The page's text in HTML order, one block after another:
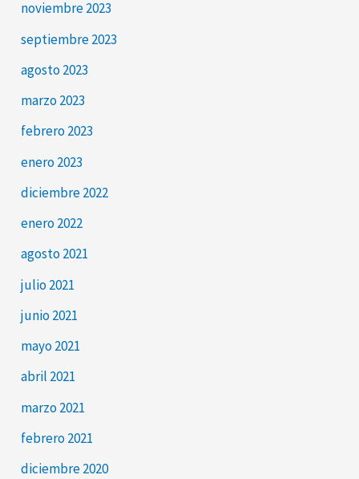
noviembre 2023
septiembre 2023
agosto 2023
marzo 2023
febrero 2023
enero 2023
diciembre 2022
enero 2022
agosto 2021
julio 2021
junio 2021
mayo 2021
abril 2021
marzo 2021
febrero 2021
diciembre 2020